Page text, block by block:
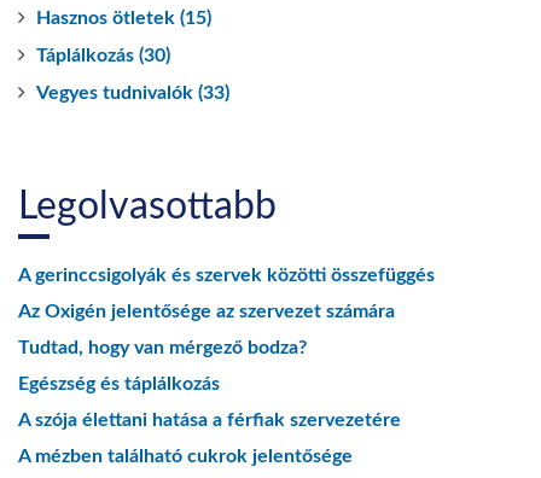
Hasznos ötletek (15)
Táplálkozás (30)
Vegyes tudnivalók (33)
Legolvasottabb
A gerinccsigolyák és szervek közötti összefüggés
Az Oxigén jelentősége az szervezet számára
Tudtad, hogy van mérgező bodza?
Egészség és táplálkozás
A szója élettani hatása a férfiak szervezetére
A mézben található cukrok jelentősége